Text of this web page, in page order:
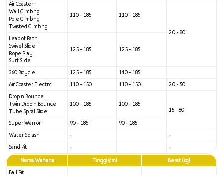
Air Coaster
Wall Climbing
Pole Climbing
Twisted Climbing
110 - 185 110 - 185
20 - 80
Leap of Faith
Swivel Slide
Rope Play
Surf Slide
125 - 185 125 - 185
360 Bicycle 125 - 185
140 - 185
Air Coaster Electric
110 - 150 110 - 150
20 - 50
Drop n Bounce
Twin Drop n Bounce
Tube Spiral Slide
100 - 185
100 - 185
15 - 80
Super Warrior
90 - 185
90 - 185
Water Splash
-
-
Sand Pit
-
-
Nama Wahana
Tinggi (cm)
Berat (kg)
Ball Pit